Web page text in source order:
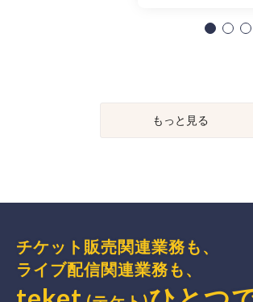
もっと見る
チケット販売関連業務も、
ライブ配信関連業務も、